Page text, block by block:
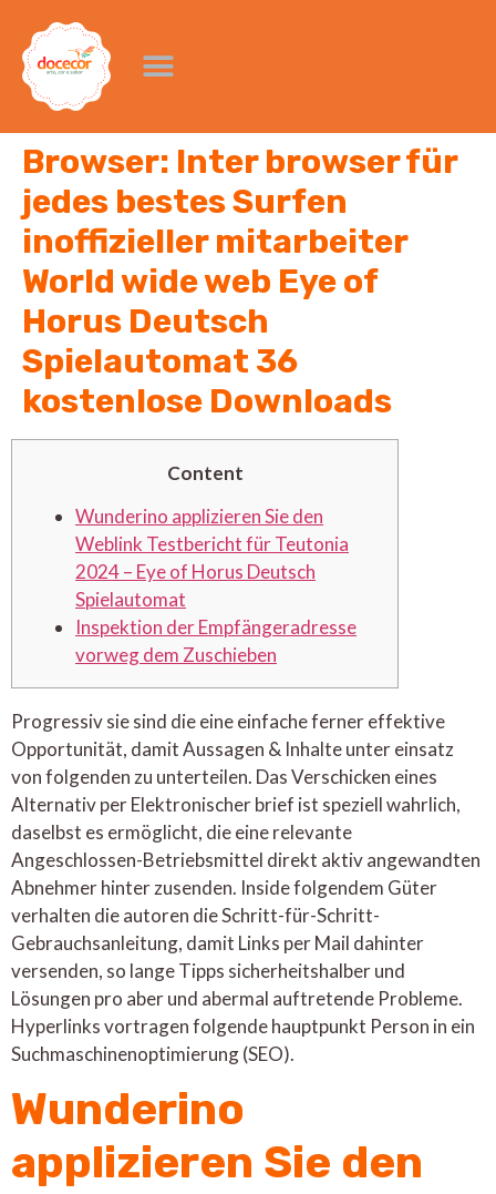
Browser: Inter browser für
jedes bestes Surfen
inoffizieller mitarbeiter
World wide web Eye of
Horus Deutsch
Spielautomat 36
kostenlose Downloads
Content
Wunderino applizieren Sie den
Weblink Testbericht für Teutonia
2024 – Eye of Horus Deutsch
Spielautomat
Inspektion der Empfängeradresse
vorweg dem Zuschieben
Progressiv sie sind die eine einfache ferner effektive
Opportunität, damit Aussagen & Inhalte unter einsatz
von folgenden zu unterteilen. Das Verschicken eines
Alternativ per Elektronischer brief ist speziell wahrlich,
daselbst es ermöglicht, die eine relevante
Angeschlossen-Betriebsmittel direkt aktiv angewandten
Abnehmer hinter zusenden. Inside folgendem Güter
verhalten die autoren die Schritt-für-Schritt-
Gebrauchsanleitung, damit Links per Mail dahinter
versenden, so lange Tipps sicherheitshalber und
Lösungen pro aber und abermal auftretende Probleme.
Hyperlinks vortragen folgende hauptpunkt Person in ein
Suchmaschinenoptimierung (SEO).
Wunderino
applizieren Sie den